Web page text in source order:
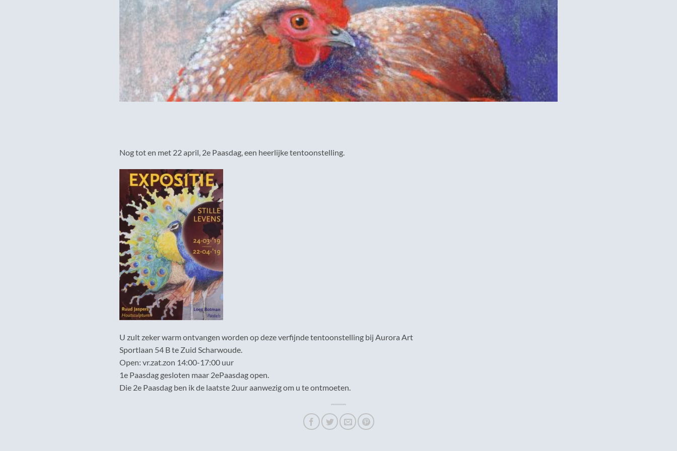
Nog tot en met 22 april, 2e Paasdag, een heerlijke tentoonstelling.
U zult zeker warm ontvangen worden op deze verfijnde tentoonstelling bij Aurora Art
Sportlaan 54 B te Zuid Scharwoude.
Open: vr.zat.zon 14:00-17:00 uur
1e Paasdag gesloten maar 2ePaasdag open.
Die 2e Paasdag ben ik de laatste 2uur aanwezig om u te ontmoeten.